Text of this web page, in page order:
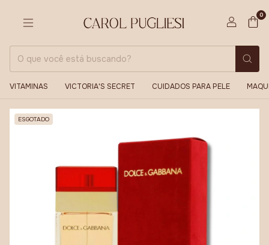
0
VITAMINAS VICTORIA'S SECRET CUIDADOS PARA PELE
ESGOTADO